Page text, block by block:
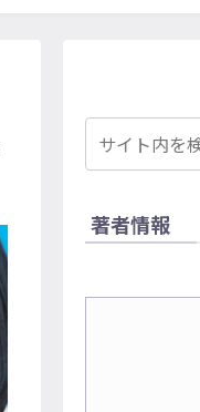
著者情報